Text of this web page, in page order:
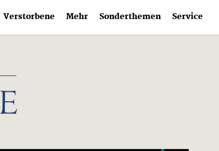
Verstorbene Mehr Sonderthemen Service